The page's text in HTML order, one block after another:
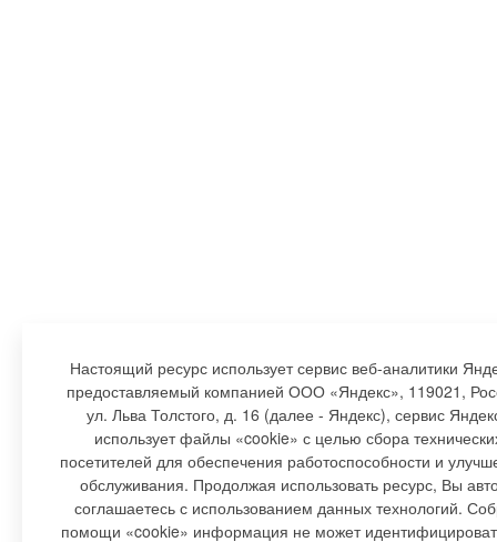
Настоящий ресурс использует сервис веб-аналитики
предоставляемый компанией ООО «Яндекс», 119021,
ул. Льва Толстого, д. 16 (далее - Яндекс), сервис
использует файлы «cookie» с целью сбора
посетителей для обеспечения работоспособности и
обслуживания. Продолжая использовать ресурс, Вы
соглашаетесь с использованием данных технологий.
помощи «cookie» информация не может